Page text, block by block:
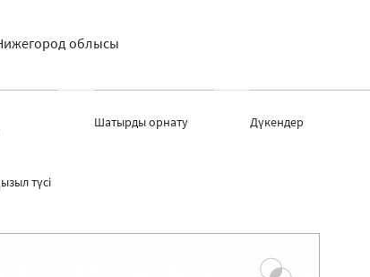
облысы
Шатырды орнату Дүкендер
түсі